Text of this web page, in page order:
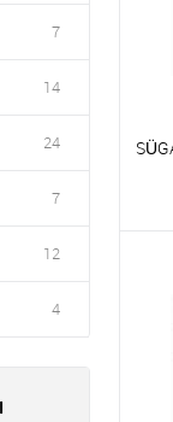
7
14
24
7
12
4